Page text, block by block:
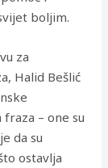
boljim.
za
Halid Bešlić
– one su
da su
ostavlja